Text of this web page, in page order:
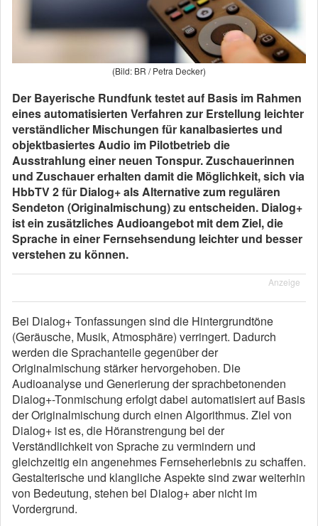
(Bild: BR / Petra Decker)
Der Bayerische Rundfunk testet auf Basis im Rahmen
eines automatisierten Verfahren zur Erstellung leichter
verständlicher Mischungen für kanalbasiertes und
objektbasiertes Audio im Pilotbetrieb die
Ausstrahlung einer neuen Tonspur. Zuschauerinnen
und Zuschauer erhalten damit die Möglichkeit, sich via
HbbTV 2 für Dialog+ als Alternative zum regulären
Sendeton (Originalmischung) zu entscheiden. Dialog+
ist ein zusätzliches Audioangebot mit dem Ziel, die
Sprache in einer Fernsehsendung leichter und besser
verstehen zu können.
Anzeige
Bei Dialog+ Tonfassungen sind die Hintergrundtöne
(Geräusche, Musik, Atmosphäre) verringert. Dadurch
werden die Sprachanteile gegenüber der
Originalmischung stärker hervorgehoben. Die
Audioanalyse und Generierung der sprachbetonenden
Dialog+-Tonmischung erfolgt dabei automatisiert auf Basis
der Originalmischung durch einen Algorithmus. Ziel von
Dialog+ ist es, die Höranstrengung bei der
Verständlichkeit von Sprache zu vermindern und
gleichzeitig ein angenehmes Fernseherlebnis zu schaffen.
Gestalterische und klangliche Aspekte sind zwar weiterhin
von Bedeutung, stehen bei Dialog+ aber nicht im
Vordergrund.